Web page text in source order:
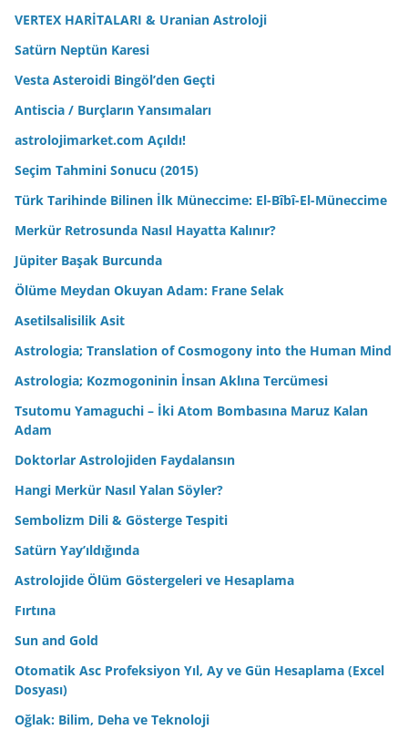
VERTEX HARİTALARI & Uranian Astroloji
Satürn Neptün Karesi
Vesta Asteroidi Bingöl’den Geçti
Antiscia / Burçların Yansımaları
astrolojimarket.com Açıldı!
Seçim Tahmini Sonucu (2015)
Türk Tarihinde Bilinen İlk Müneccime: El-Bîbî-El-Müneccime
Merkür Retrosunda Nasıl Hayatta Kalınır?
Jüpiter Başak Burcunda
Ölüme Meydan Okuyan Adam: Frane Selak
Asetilsalisilik Asit
Astrologia; Translation of Cosmogony into the Human Mind
Astrologia; Kozmogoninin İnsan Aklına Tercümesi
Tsutomu Yamaguchi – İki Atom Bombasına Maruz Kalan
Adam
Doktorlar Astrolojiden Faydalansın
Hangi Merkür Nasıl Yalan Söyler?
Sembolizm Dili & Gösterge Tespiti
Satürn Yay’ıldığında
Astrolojide Ölüm Göstergeleri ve Hesaplama
Fırtına
Sun and Gold
Otomatik Asc Profeksiyon Yıl, Ay ve Gün Hesaplama (Excel
Dosyası)
Oğlak: Bilim, Deha ve Teknoloji